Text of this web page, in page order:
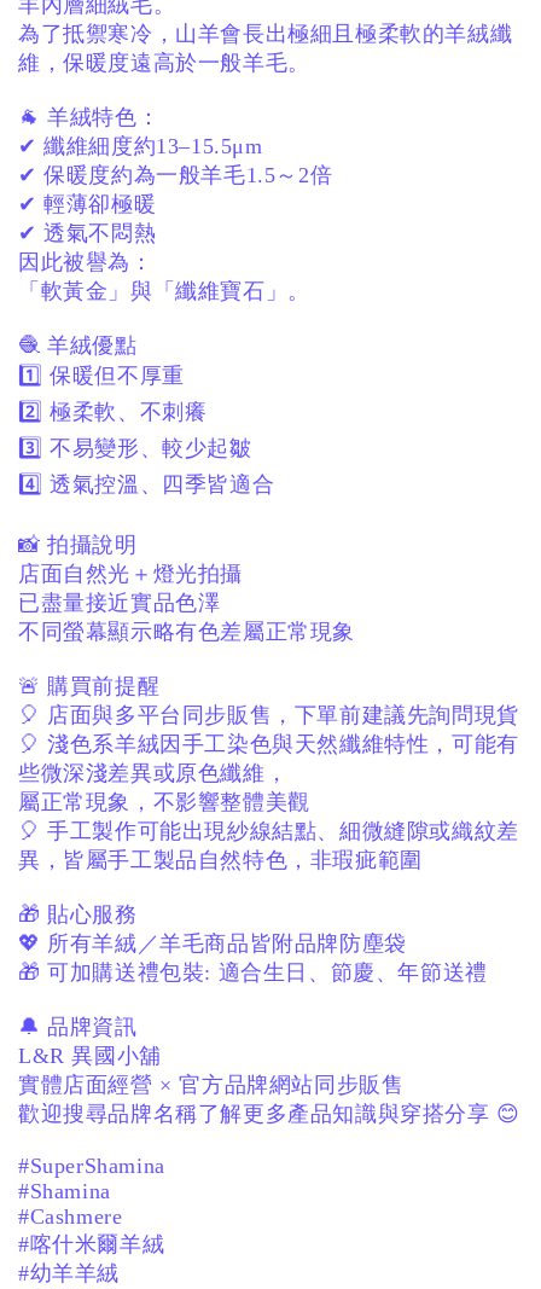
羊內層細絨毛。
為了抵禦寒冷， 山羊會長出極細且極柔軟的羊絨纖
維，保暖度遠高於一般羊毛。
🐐 羊絨特色：
✔ 纖維細度約13–15.5μm
✔ 保暖度約為一般羊毛1.5～2倍
✔ 輕薄卻極暖
✔ 透氣不悶熱
因此被譽為：
「軟黃金」與「纖維寶石」。
🧶 羊絨優點
1️⃣ 保暖但不厚重
2️⃣ 極柔軟、不刺癢
3️⃣ 不易變形、較少起皺
4️⃣ 透氣控溫、四季皆適合
📸 拍攝說明
店面自然光＋燈光拍攝
已盡量接近實品色澤
不同螢幕顯示略有色差屬正常現象
🚨 購買前提醒
🎈 店面與多平台同步販售，下單前建議先詢問現貨
🎈 淺色系羊絨因手工染色與天然纖維特性，可能有
些微深淺差異或原色纖維，
屬正常現象，不影響整體美觀
🎈 手工製作可能出現紗線結點、細微縫隙或織紋差
異， 皆屬手工製品自然特色，非瑕疵範圍
🎁 貼心服務
💖 所有羊絨／羊毛商品皆附品牌防塵袋
🎁 可加購送禮包裝: 適合生日、節慶、年節送禮
🔔 品牌資訊
L&R 異國小舖
實體店面經營 × 官方品牌網站同步販售
歡迎搜尋品牌名稱了解更多產品知識與穿搭分享 😊
#SuperShamina
#Shamina
#Cashmere
#喀什米爾羊絨
#幼羊羊絨